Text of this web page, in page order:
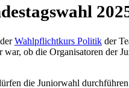
Wahlpflichtkurs Politik der
ob die Organisatoren der
die Juniorwahl